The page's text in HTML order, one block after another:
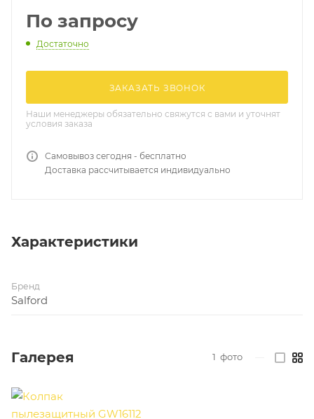
По запросу
Достаточно
ЗАКАЗАТЬ ЗВОНОК
Наши менеджеры обязательно свяжутся с вами и уточнят
условия заказа
Самовывоз сегодня - бесплатно
Доставка рассчитывается индивидуально
Характеристики
Бренд
Salford
Галерея 1 фото